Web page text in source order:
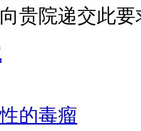
贵院递交此要
的毒瘤